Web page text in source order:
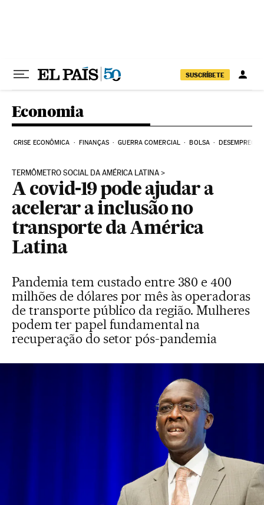
SUSCRÍBETE
Economia
CRISE ECONÔMICA FINANÇAS GUERRA COMERCIAL BOLSA DESEMPREGO
TERMÔMETRO SOCIAL DA AMÉRICA LATINA
A covid-19 pode ajudar a
acelerar a inclusão no
transporte da América
Latina
Pandemia tem custado entre 380 e 400
milhões de dólares por mês às operadoras
de transporte público da região. Mulheres
podem ter papel fundamental na
recuperação do setor pós-pandemia